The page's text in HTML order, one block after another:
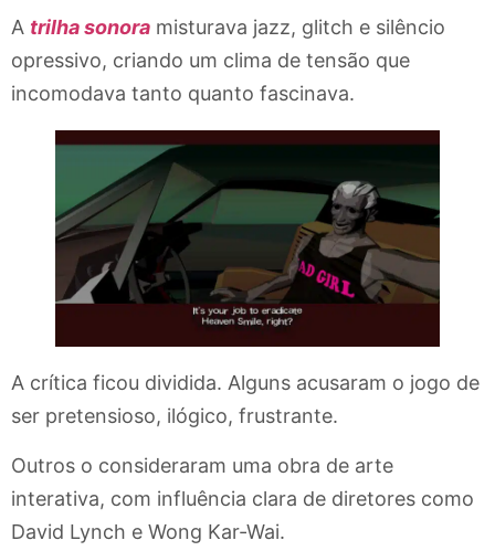
A trilha sonora misturava jazz, glitch e silêncio
opressivo, criando um clima de tensão que
incomodava tanto quanto fascinava.
A crítica ficou dividida. Alguns acusaram o jogo de
ser pretensioso, ilógico, frustrante.
Outros o consideraram uma obra de arte
interativa, com influência clara de diretores como
David Lynch e Wong Kar-Wai.